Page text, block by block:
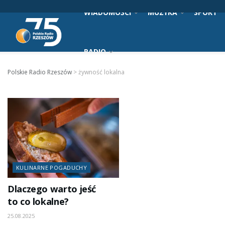
WIADOMOŚCI MUZYKA SPORT
RADIO
Polskie Radio Rzeszów >żywność lokalna
KULINARNE POGADUCHY
Dlaczego warto jeść
to co lokalne?
25.08.2025